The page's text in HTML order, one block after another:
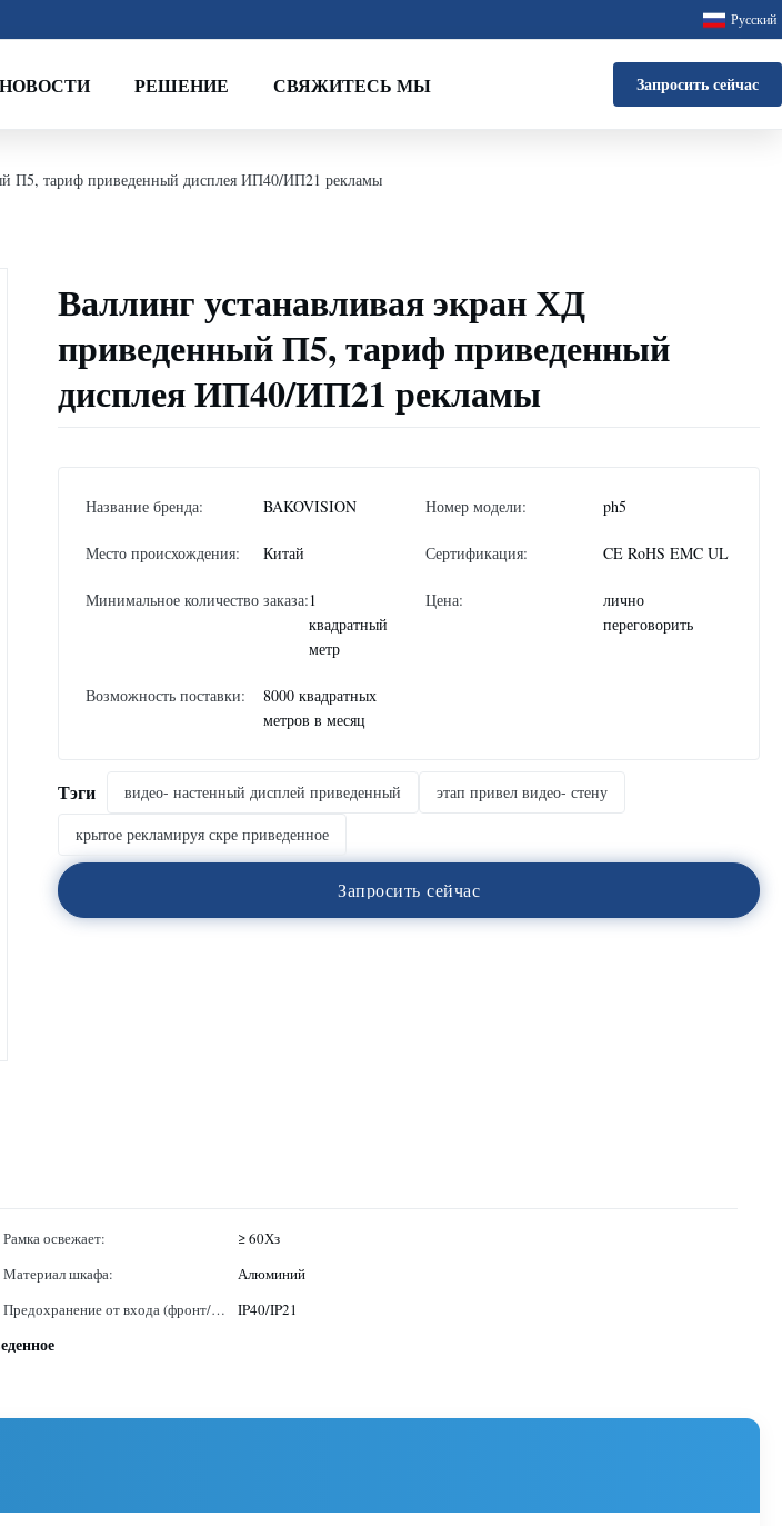
Русский
НОВОСТИ РЕШЕНИЕ СВЯЖИТЕСЬ МЫ Запросить сейчас
П5, тариф приведенный дисплея ИП40/ИП21 рекламы
Валлинг устанавливая экран ХД
приведенный П5, тариф приведенный
дисплея ИП40/ИП21 рекламы
Название бренда: BAKOVISION Номер модели: ph5
Место происхождения: Китай Сертификация: CE RoHS EMC UL
Минимальное количество заказа:1
квадратный
метр
Цена:
лично
переговорить
Возможность поставки:
8000 квадратных
метров в месяц
Тэги видео- настенный дисплей приведенный
этап привел видео- стену
крытое рекламируя скре приведенное
Запросить сейчас
Рамка освежает:
≥ 60Хз
Материал шкафа:
Алюминий
Предохранение от входа (фронт/
зад):
IP40/IP21